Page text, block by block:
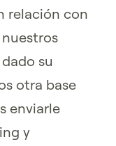
relación con
su
otra base
enviarle
y